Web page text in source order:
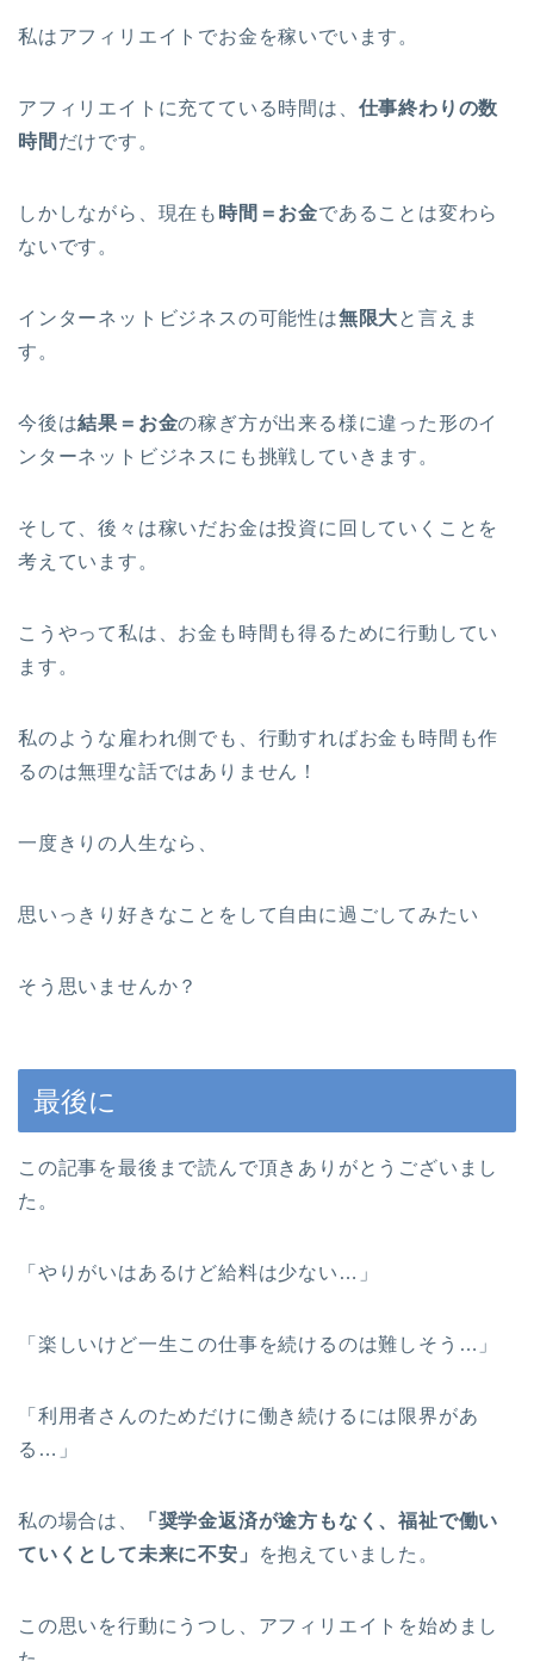
私はアフィリエイトでお金を稼いでいます。
アフィリエイトに充てている時間は、 仕事終わりの数
時間 だけです。
しかしながら、現在も 時間＝お金であることは変わら
ないです。
インターネットビジネスの可能性は無限大と言えま
す。
今後は結果＝お金の稼ぎ方が出来る様に違った形のイ
ンターネットビジネスにも挑戦していきます。
そして、後々は稼いだお金は投資に回していくことを
考えています。
こうやって私は、お金も時間も得るために行動してい
ます。
私のような雇われ側でも、行動すればお金も時間も作
るのは無理な話ではありません！
一度きりの人生なら、
思いっきり好きなことをして自由に過ごしてみたい
そう思いませんか？
最後に
この記事を最後まで読んで頂きありがとうございまし
た。
「やりがいはあるけど給料は少ない…」
「楽しいけど一生この仕事を続けるのは難しそう…」
「利用者さんのためだけに働き続けるには限界があ
る…」
私の場合は、
「奨学金返済が途方もなく、福祉で働い
ていくとして未来に不安」
を抱えていました。
この思いを行動にうつし、アフィリエイトを始めまし